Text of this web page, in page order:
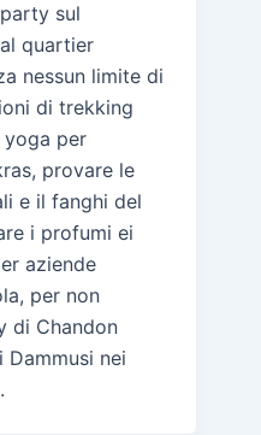
sul
quartier
nessun limite di
di trekking
yoga per
provare le
e il fanghi del
i profumi ei
aziende
per non
di Chandon
nei